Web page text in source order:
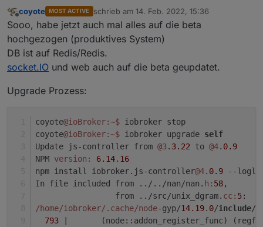
auch nicht, warums mit 3.3.22 funktioniert.
unterm helm rauchts seit tagen... ;) werd mal
nahrung zu mir nehmen und dann weiterlinsen... :)
nochwas zu@Matt77CHEhab ja schon die VM
zurückgespielt, nach updaten aller adapter auf l8est
war das prob ja wieder da...
Offline
coyote MOST ACTIVE schrieb am 14. Feb. 2022, 15:36
zuletzt editiert von
Sooo, habe jetzt auch mal alles auf die beta
hochgezogen (produktives System)
DB ist auf Redis/Redis.
socket.IO und web auch auf die beta geupdatet.
Upgrade Prozess:
coyote@ioBroker:~$
iobroker stop
coyote@ioBroker:~$ iobroker upgrade self
Update js-controller from @3 . 3.22 to @4. 0.9
NPM version: 6.14. 16
npm install iobroker.js-controller@4. 0.9 --
In file included from ../../nan/nan. h: 58,
                 from ../src/unix_dgram.
cc: 5:
/home/iobroker/.cache/node-gyp/14.19. 0/include/
793
|       (node::addon_register_func)